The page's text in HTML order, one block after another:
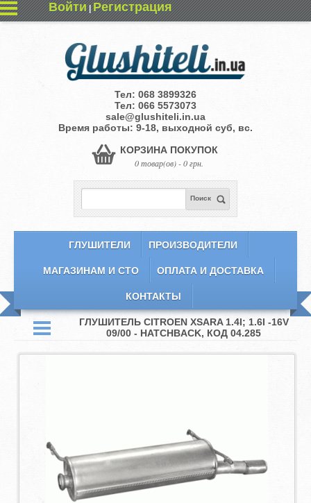
Войти|Регистрация
Тел: 068 3899326
Тел: 066 5573073
sale@glushiteli.in.ua
Время работы: 9-18, выходной суб, вс.
КОРЗИНА ПОКУПОК
0 товар(ов) - 0 грн.
Поиск
ГЛУШИТЕЛИ ПРОИЗВОДИТЕЛИ
МАГАЗИНАМ И СТО ОПЛАТА И ДОСТАВКА
КОНТАКТЫ
ГЛУШИТЕЛЬ CITROEN XSARA 1.4I; 1.6I -16V
09/00 - HATCHBACK, КОД 04.285